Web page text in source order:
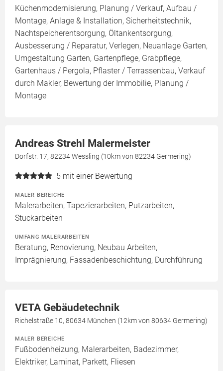
Küchenmodernisierung, Planung / Verkauf, Aufbau /
Montage, Anlage & Installation, Sicherheitstechnik,
Nachtspeicherentsorgung, Öltankentsorgung,
Ausbesserung / Reparatur, Verlegen, Neuanlage Garten,
Umgestaltung Garten, Gartenpflege, Grabpflege,
Gartenhaus / Pergola, Pflaster / Terrassenbau, Verkauf
durch Makler, Bewertung der Immobilie, Planung /
Montage
Andreas Strehl Malermeister
Dorfstr. 17, 82234 Wessling (10km von 82234 Germering)
5 mit einer Bewertung
MALER BEREICHE
Malerarbeiten, Tapezierarbeiten, Putzarbeiten,
Stuckarbeiten
UMFANG MALERARBEITEN
Beratung, Renovierung, Neubau Arbeiten,
Imprägnierung, Fassadenbeschichtung, Durchführung
VETA Gebäudetechnik
Richelstraße 10, 80634 München (12km von 80634 Germering)
MALER BEREICHE
Fußbodenheizung, Malerarbeiten, Badezimmer,
Elektriker, Laminat, Parkett, Fliesen